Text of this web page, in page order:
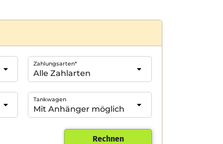
Zahlungsarten*
Tankwagen
Rechnen